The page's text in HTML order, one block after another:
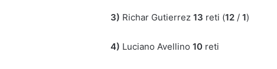
3) Richar Gutierrez 13 reti (12 / 1)
4) Luciano Avellino 10 reti